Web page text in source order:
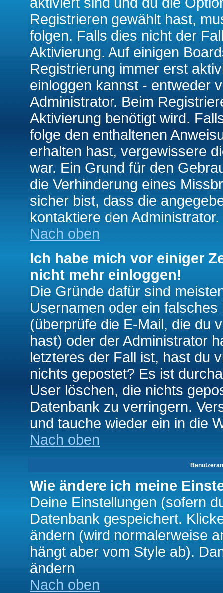
Registrieren gewählt hast,
folgen. Falls dies nicht der
Aktivierung. Auf einigen
Registrierung immer erst
einloggen kannst - entweder
Administrator. Beim
Aktivierung benötigt wird.
folge den enthaltenen
erhalten hast, vergewissere
war. Ein Grund für den
die Verhinderung eines
sicher bist, dass die
kontaktiere den Administrator.
Nach oben
Ich habe mich vor einiger
nicht mehr einloggen!
Die Gründe dafür sind
Usernamen oder ein
(überprüfe die E-Mail, die du
hast) oder der Administrator
letzteres der Fall ist, hast du
nichts gepostet? Es ist
User löschen, die nichts
Datenbank zu verringern.
und tauche wieder ein in die
Nach oben
Wie ändere ich meine
Deine Einstellungen (sofern
Datenbank gespeichert.
ändern (wird normalerweise
hängt aber vom Style ab).
ändern
Nach oben